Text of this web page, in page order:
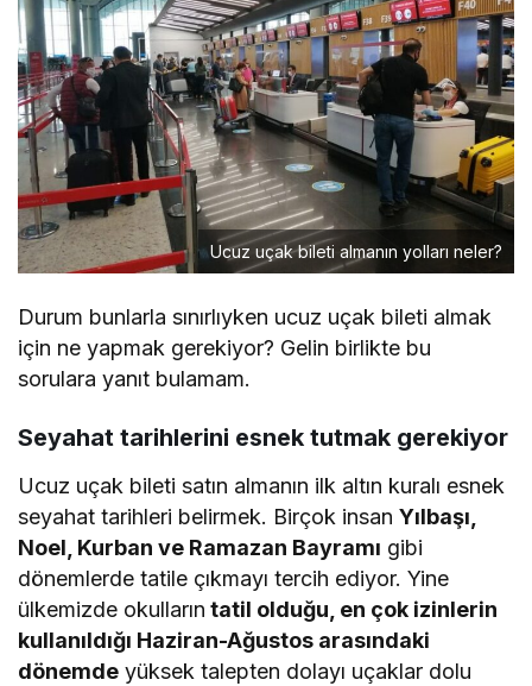
Ucuz uçak bileti almanın yolları neler?
Durum bunlarla sınırlıyken ucuz uçak bileti almak
için ne yapmak gerekiyor? Gelin birlikte bu
sorulara yanıt bulamam.
Seyahat tarihlerini esnek tutmak gerekiyor
Ucuz uçak bileti satın almanın ilk altın kuralı esnek
seyahat tarihleri belirmek. Birçok insanYılbaşı,
Noel, Kurban ve Ramazan Bayramı gibi
dönemlerde tatile çıkmayı tercih ediyor. Yine
ülkemizde okulların tatil olduğu, en çok izinlerin
kullanıldığı Haziran-Ağustos arasındaki
dönemde yüksek talepten dolayı uçaklar dolu